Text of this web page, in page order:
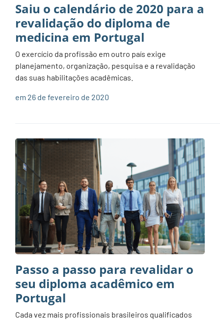
Saiu o calendário de 2020 para a
revalidação do diploma de
medicina em Portugal
O exercício da profissão em outro país exige
planejamento, organização, pesquisa e a revalidação
das suas habilitações acadêmicas.
em 26 de fevereiro de 2020
Passo a passo para revalidar o
seu diploma acadêmico em
Portugal
Cada vez mais profissionais brasileiros qualificados